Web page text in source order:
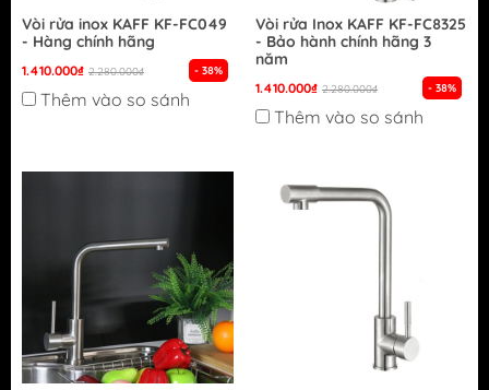
Vòi rửa inox KAFF KF-FC049
- Hàng chính hãng
1.410.000₫ 2.280.000₫ - 38%
Thêm vào so sánh
Vòi rửa Inox KAFF KF-FC8325
- Bảo hành chính hãng 3
năm
1.410.000₫ 2.280.000₫ - 38%
Thêm vào so sánh